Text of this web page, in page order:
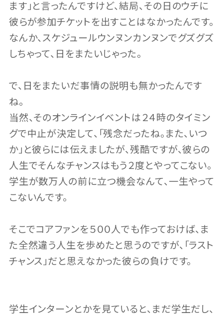
ます」と言ったんですけど、結局、その日のウチに
彼らが参加チケットを出すことはなかったんです。
なんか、スケジュールウンヌンカンヌンでグズグズ
しちゃって、日をまたいじゃった。
で、日をまたいだ事情の説明も無かったんです
ね。
当然、そのオンラインイベントは２４時のタイミン
グで中止が決定して、「残念だったね。また、いつ
か」と彼らには伝えましたが、残酷ですが、彼らの
人生でそんなチャンスはもう２度とやってこない。
学生が数万人の前に立つ機会なんて、一生やって
こないんです。
そこでコアファンを５００人でも作っておけば、ま
た全然違う人生を歩めたと思うのですが、「ラスト
チャンス」だと思えなかった彼らの負けです。
学生インターンとかを見ていると、まだ学生だし、